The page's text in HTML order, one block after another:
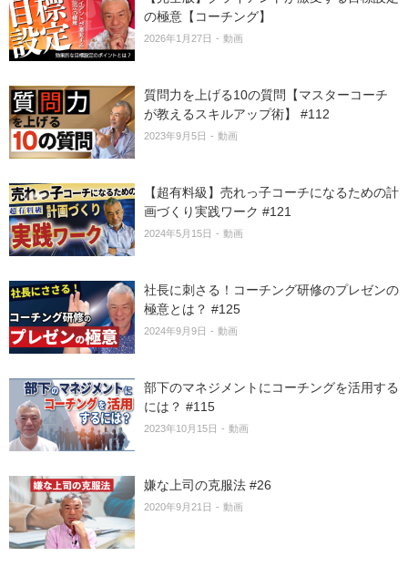
の極意【コーチング】
2026年1月27日 動画
質問力を上げる10の質問【マスターコーチ
が教えるスキルアップ術】 #112
2023年9月5日 動画
【超有料級】売れっ子コーチになるための計
画づくり実践ワーク #121
2024年5月15日 動画
社長に刺さる！コーチング研修のプレゼンの
極意とは？ #125
2024年9月9日 動画
部下のマネジメントにコーチングを活用する
には？ #115
2023年10月15日 動画
嫌な上司の克服法 #26
2020年9月21日 動画